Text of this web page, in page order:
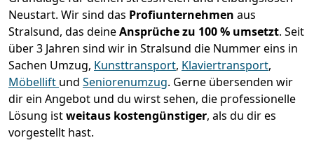
Neustart. Wir sind das Profiunternehmen aus
Stralsund, das deineAnsprüche zu 100 % umsetzt. Seit
über 3 Jahren sind wir in Stralsund die Nummer eins in
Sachen Umzug, Kunsttransport, Klaviertransport,
Möbellift und Seniorenumzug. Gerne übersenden wir
dir ein Angebot und du wirst sehen, die professionelle
Lösung istweitaus kostengünstiger, als du dir es
vorgestellt hast.